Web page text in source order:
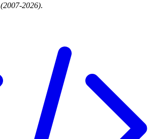
(2007-2026).